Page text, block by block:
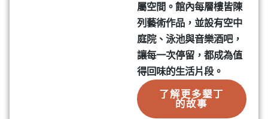
屬空間。館內每層樓皆陳
列藝術作品，並設有空中
庭院、泳池與音樂酒吧，
讓每一次停留，都成為值
得回味的生活片段。
了解更多墾丁
的故事